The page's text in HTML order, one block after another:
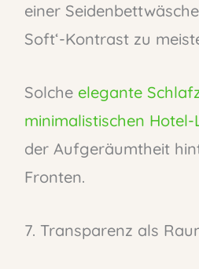
einer
Soft‘-Kontrast zu
Solche elegante
minimalistischen Hotel-
der Aufgeräumtheit
Fronten.
7. Transparenz als